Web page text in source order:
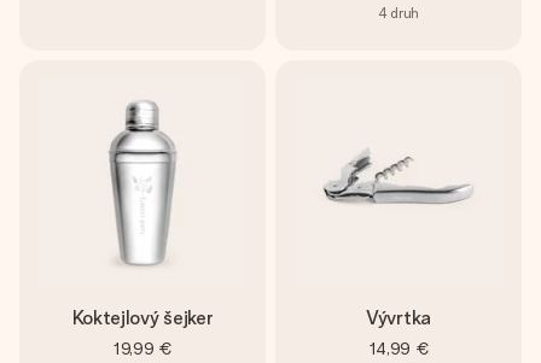
4 druh
Koktejlový šejker
19,99 €
Vývrtka
14,99 €